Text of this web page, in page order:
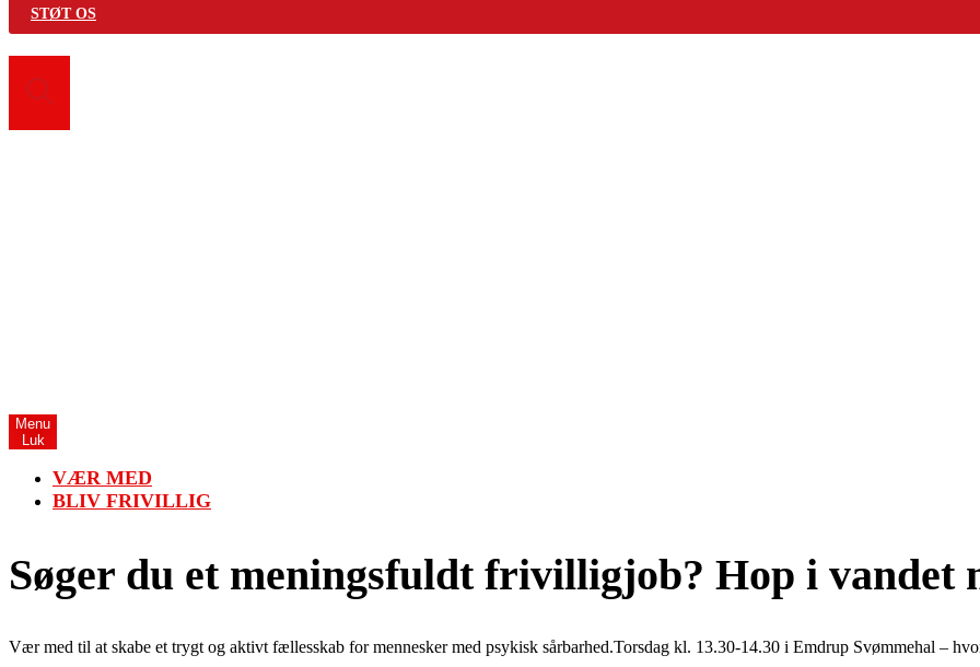
STØT OS
Menu
Luk
VÆR MED
BLIV FRIVILLIG
Søger du et meningsfuldt frivilligjob? Hop i vandet
Vær med til at skabe et trygt og aktivt fællesskab for mennesker med psykisk sårbarhed.Torsdag kl. 13.30-14.30 i Emdrup Svømmehal –